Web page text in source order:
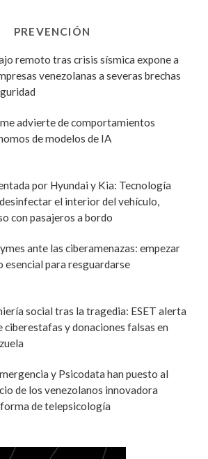
PREVENCIÓN
remoto tras crisis sísmica expone a
venezolanas a severas brechas
advierte de comportamientos
de modelos de IA
por Hyundai y Kia: Tecnología
el interior del vehículo,
con pasajeros a bordo
ante las ciberamenazas: empezar
esencial para resguardarse
social tras la tragedia: ESET alerta
ciberestafas y donaciones falsas en
y Psicodata han puesto al
de los venezolanos innovadora
de telepsicología